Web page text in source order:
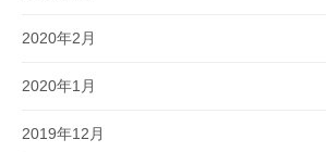
2020年2月
2020年1月
2019年12月